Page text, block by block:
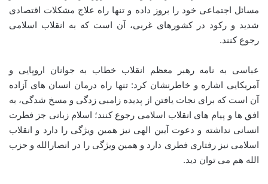
مسائل اجتماعی خود را بروز داده و تنها راه علاج مشکلات اقتصادی
شدید و رکود در کشورهای غربی، آن است که به انقلاب اسلامی
رجوع کنند.
عباسی به نامه رهبر معظم انقلاب خطاب به جوانان اروپایی و
آمریکایی اشاره و خاطرنشان کرد: تنها راه درمان انسان های آزاده
آن است که برای نجات یافتن از پدیده زامبی زدگی و مسخ شدگی، به
افق ها و پیام های انقلاب اسلامی رجوع کنند؛ اسلام زبانی جز فطرت
انسانی نداشته و دعوت آیین الهی نیز همین ویژگی را دارد و انقلاب
اسلامی نیز رفتاری فطری دارد و همین ویژگی را در انصارالله و حزب
الله هم می توان دید.